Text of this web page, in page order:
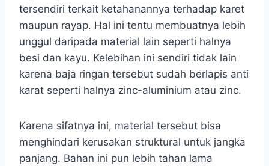
tersendiri terkait ketahanannya terhadap karet
maupun rayap. Hal ini tentu membuatnya lebih
unggul daripada material lain seperti halnya
besi dan kayu. Kelebihan ini sendiri tidak lain
karena baja ringan tersebut sudah berlapis anti
karat seperti halnya zinc-aluminium atau zinc.
Karena sifatnya ini, material tersebut bisa
menghindari kerusakan struktural untuk jangka
panjang. Bahan ini pun lebih tahan lama